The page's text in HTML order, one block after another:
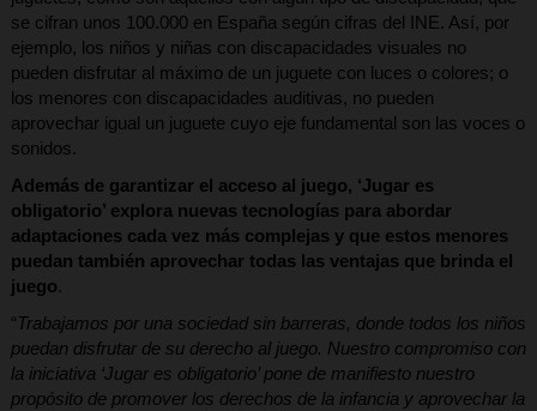
se cifran unos 100.000 en España según cifras del INE. Así, por
ejemplo, los niños y niñas con discapacidades visuales no
pueden disfrutar al máximo de un juguete con luces o colores; o
los menores con discapacidades auditivas, no pueden
aprovechar igual un juguete cuyo eje fundamental son las voces o
sonidos.
Además de garantizar el acceso al juego, ‘Jugar es
obligatorio’ explora nuevas tecnologías para abordar
adaptaciones cada vez más complejas y que estos menores
puedan también aprovechar todas las ventajas que brinda el
juego.
“Trabajamos por una sociedad sin barreras, donde todos los niños
puedan disfrutar de su derecho al juego. Nuestro compromiso con
la iniciativa ‘Jugar es obligatorio’ pone de manifiesto nuestro
propósito de promover los derechos de la infancia y aprovechar la